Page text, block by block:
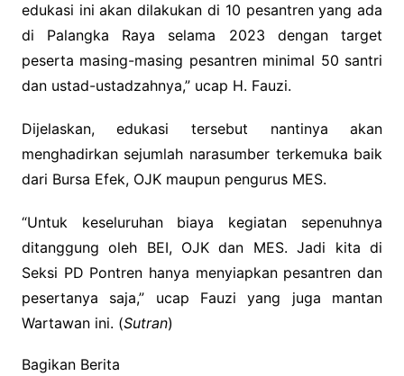
edukasi ini akan dilakukan di 10 pesantren yang ada
di Palangka Raya selama 2023 dengan target
peserta masing-masing pesantren minimal 50 santri
dan ustad-ustadzahnya,” ucap H. Fauzi.
Dijelaskan, edukasi tersebut nantinya akan
menghadirkan sejumlah narasumber terkemuka baik
dari Bursa Efek, OJK maupun pengurus MES.
“Untuk keseluruhan biaya kegiatan sepenuhnya
ditanggung oleh BEI, OJK dan MES. Jadi kita di
Seksi PD Pontren hanya menyiapkan pesantren dan
pesertanya saja,” ucap Fauzi yang juga mantan
Wartawan ini. (Sutran)
Bagikan Berita